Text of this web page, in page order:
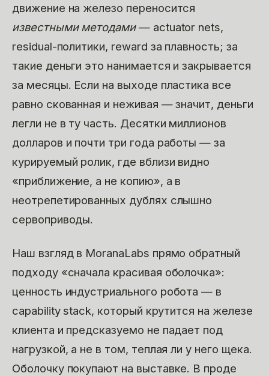
движение на железо переносится
известными методами— actuator nets,
residual-политики, reward за плавность; за
такие деньги это нанимается и закрывается
за месяцы. Если на выходе пластика все
равно скованная и неживая — значит, деньги
легли не в ту часть. Десятки миллионов
долларов и почти три года работы — за
курируемый ролик, где вблизи видно
«приближение, а не копию», а в
неотрепетированных дублях слышно
сервоприводы.
Наш взгляд в MoranaLabs прямо обратный
подходу «сначала красивая оболочка»:
ценность индустриального робота — в
capability stack, который крутится на железе
клиента и предсказуемо не падает под
нагрузкой, а не в том, теплая ли у него щека.
Оболочку покупают на выставке. В проде